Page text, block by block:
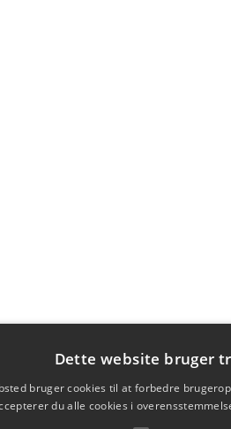
Dette website bruger
bruger cookies til at forbedre
du alle cookies i